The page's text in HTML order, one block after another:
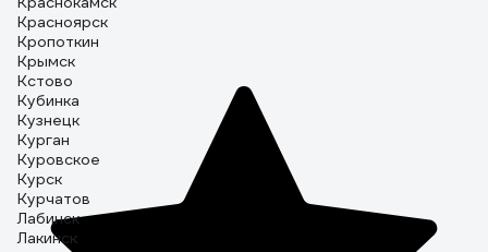
Красноярск
Кропоткин
Крымск
Кстово
Кубинка
Кузнецк
Курган
Куровское
Курск
Курчатов
Лабинск
Лакинск